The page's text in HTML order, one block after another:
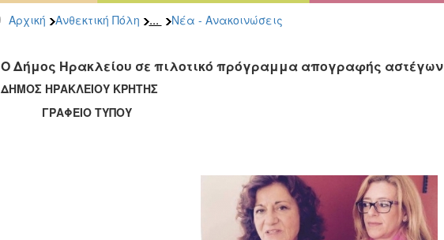
Αρχική Ανθεκτική Πόλη ... Νέα - Ανακοινώσεις
Ο Δήμος Ηρακλείου σε πιλοτικό πρόγραμμα απογραφής αστέγων
ΔΗΜΟΣ ΗΡΑΚΛΕΙΟΥ ΚΡΗΤΗΣ
ΓΡΑΦΕΙΟ ΤΥΠΟΥ